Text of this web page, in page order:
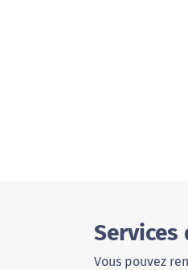
Services
Vous pouvez